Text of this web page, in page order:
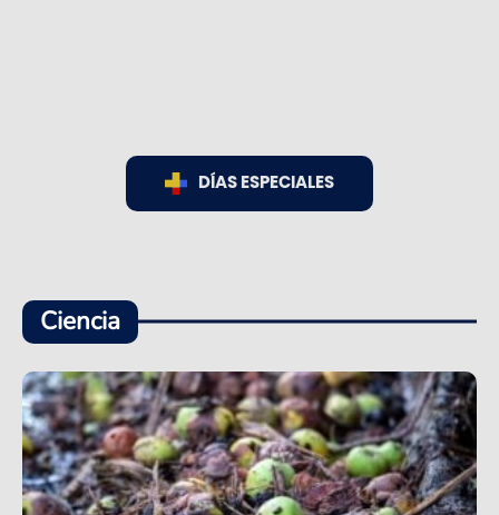
DÍAS ESPECIALES
Ciencia